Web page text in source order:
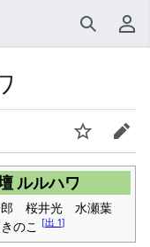
検索 利
ウォッチ編集
ルルハワ
郎 桜井光 水瀬葉
のこ[出 1]